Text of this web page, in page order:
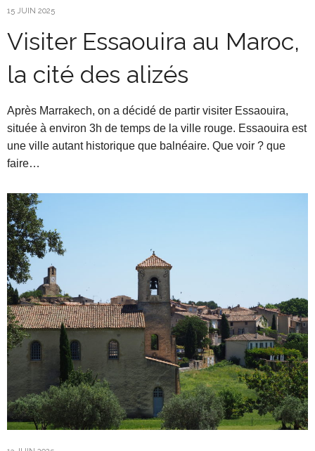
15 JUIN 2025
Visiter Essaouira au Maroc,
la cité des alizés
Après Marrakech, on a décidé de partir visiter Essaouira,
située à environ 3h de temps de la ville rouge. Essaouira est
une ville autant historique que balnéaire. Que voir ? que
faire…